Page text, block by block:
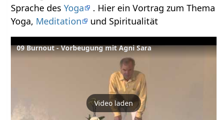
Sprache desYoga
. Hier ein Vortrag zum Thema
Yoga, Meditation und Spiritualität
09 Burnout - Vorbeugung mit Agni Sara
Video laden